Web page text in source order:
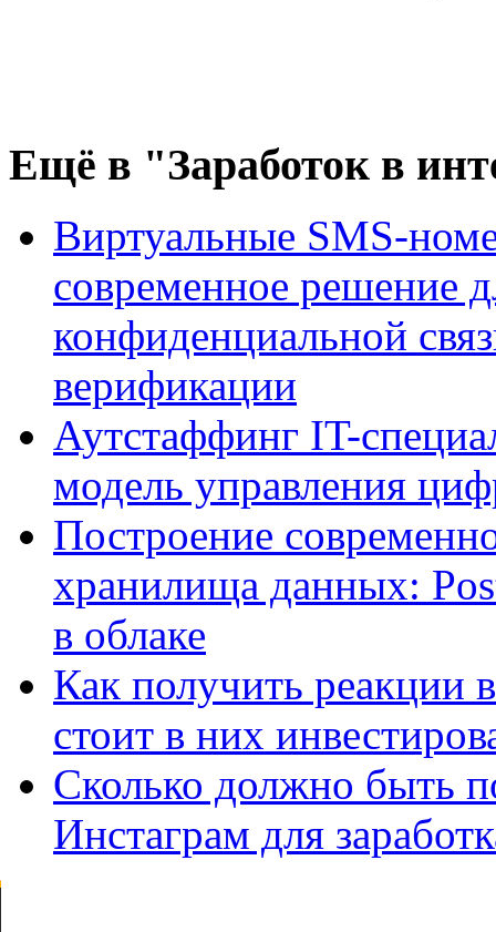
Ещё в "Заработок в
Виртуальные SMS-
современное решение
конфиденциальной
верификации
Аутстаффинг IT-
модель управления
Построение
хранилища данных:
в облаке
Как получить реакции
стоит в них
Сколько должно быть
Инстаграм для